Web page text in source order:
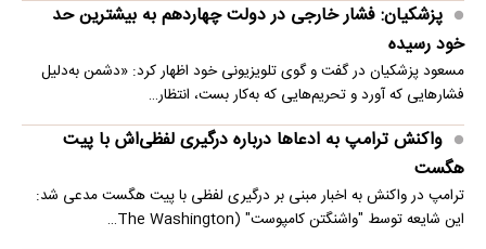
پزشکیان: فشار خارجی در دولت چهاردهم به بیشترین حد
خود رسیده
مسعود پزشکیان در گفت و گوی تلویزیونی خود اظهار کرد: «دشمن به‌دلیل
فشارهایی که آورد و تحریم‌هایی که به‌کار بست، انتظار…
واکنش ترامپ به ادعاها درباره درگیری لفظی‌اش با پیت
هگست
ترامپ در واکنش به اخبار مبنی بر درگیری لفظی با پیت هگست مدعی شد:
این شایعه توسط "واشنگتن کامپوست" (The Washington…